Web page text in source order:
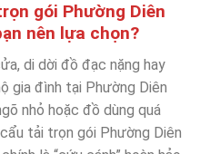
gói Phường Diên
nên lựa chọn?
di dời đồ đạc nặng hay
gia đình tại Phường Diên
nhỏ hoặc đồ dùng quá
tải trọn gói Phường Diên